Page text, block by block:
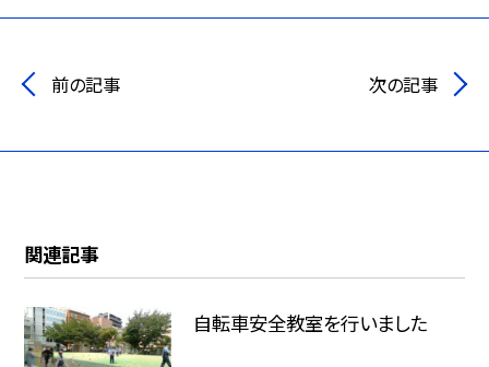
前の記事 次の記事
関連記事
自転車安全教室を行いました